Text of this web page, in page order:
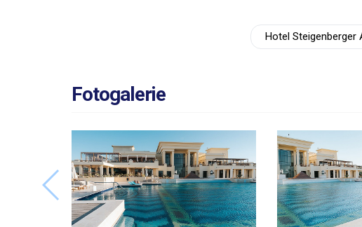
Hotel Steigenberger
Fotogalerie